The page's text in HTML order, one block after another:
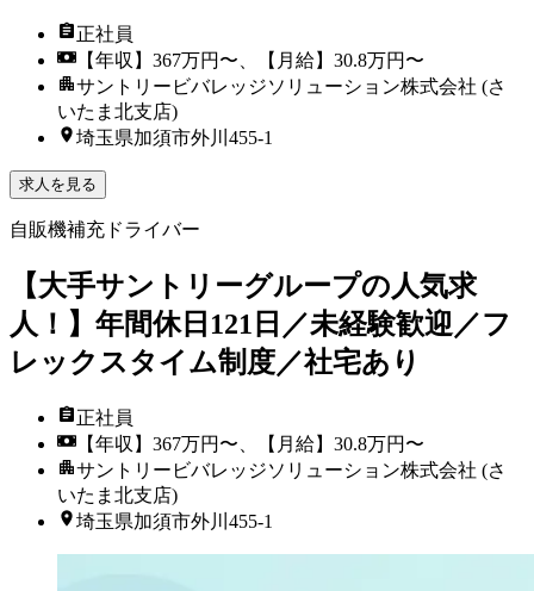
正社員
【年収】367万円〜、【月給】30.8万円〜
サントリービバレッジソリューション株式会社 (さ
いたま北支店)
埼玉県加須市外川455-1
求人を見る
自販機補充ドライバー
【大手サントリーグループの人気求
人！】年間休日121日／未経験歓迎／フ
レックスタイム制度／社宅あり
正社員
【年収】367万円〜、【月給】30.8万円〜
サントリービバレッジソリューション株式会社 (さ
いたま北支店)
埼玉県加須市外川455-1